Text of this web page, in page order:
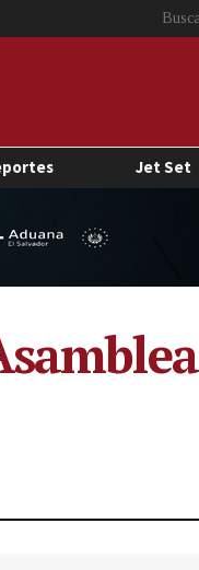
Jet Set